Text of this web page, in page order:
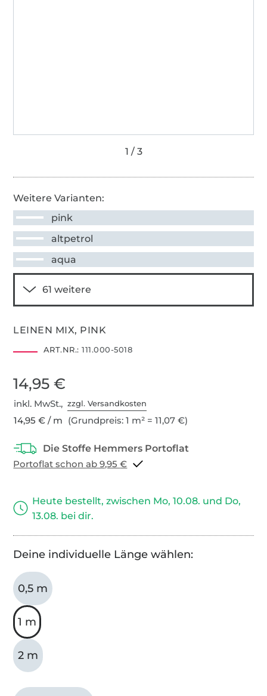
Weitere Varianten:
pink
altpetrol
aqua
LEINEN MIX, PINK
ART.NR.: 111.000-5018
14,95 €
inkl. MwSt.,zzgl. Versandkosten
14,95 € / m (Grundpreis: 1 m² = 11,07 €)
Portoflat schon ab 9,95 €
Heute bestellt, zwischen Mo, 10.08. und Do,
13.08. bei dir.
Deine individuelle Länge wählen:
0,5 m
1 m
2 m